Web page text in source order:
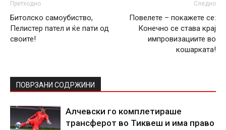
Претходно
Битолско самоубиство,
Пелистер пател и ќе пати од
своите!
Следно
Повелете – покажете се:
Конечно се става крај
импровизациите во
кошарката!
ПОВРЗАНИ СОДРЖИНИ
Алчевски го комплетираше
трансферот во Тиквеш и има право